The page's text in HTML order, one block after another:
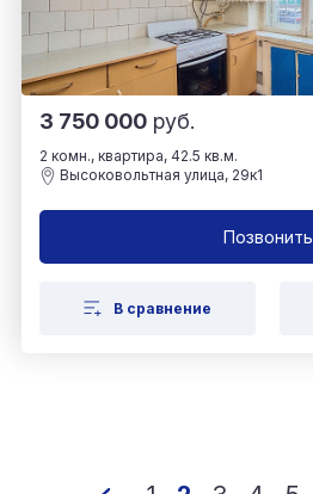
3 750 000 руб.
2 комн., квартира, 42.5 кв.м.
Высоковольтная улица, 29к1
Позвонить
В сравнение